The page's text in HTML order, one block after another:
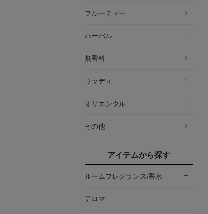
フルーティー
ハーバル
無香料
ウッディ
オリエンタル
その他
アイテムから探す
ルームフレグランス/香水
アロマ